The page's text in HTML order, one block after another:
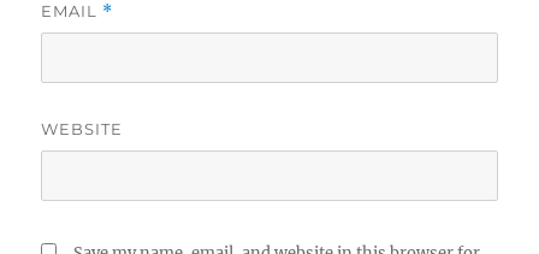
EMAIL *
WEBSITE